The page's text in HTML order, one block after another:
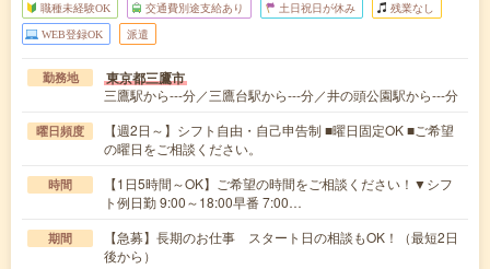
職種未経験OK 交通費別途支給あり 土日祝日が休み 残業なし
WEB登録OK 派遣
勤務地 東京都三鷹市
三鷹駅から---分／三鷹台駅から---分／井の頭公園駅から---分
曜日頻度
【週2日～】シフト自由・自己申告制 ■曜日固定OK ■ご希望
の曜日をご相談ください。
時間
【1日5時間～OK】ご希望の時間をご相談ください！▼シフ
ト例日勤 9:00～18:00早番 7:00…
期間
【急募】長期のお仕事 スタート日の相談もOK！（最短2日
後から）